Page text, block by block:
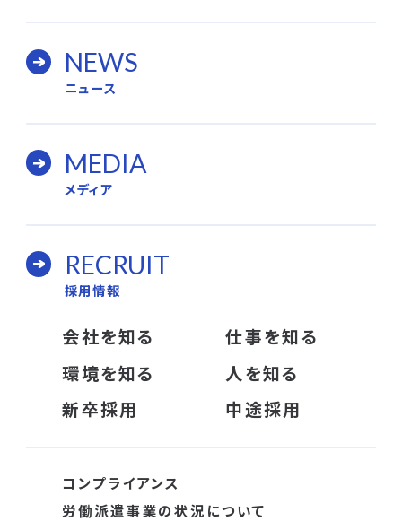
NEWS
ニュース
MEDIA
メディア
RECRUIT
採用情報
会社を知る
仕事を知る
環境を知る
人を知る
新卒採用
中途採用
コンプライアンス
労働派遣事業の状況について